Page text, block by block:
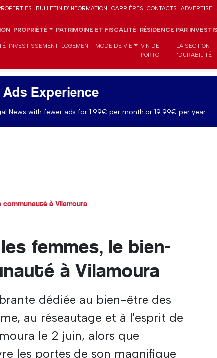
BULLETIN D'INFORMATION CARRIÈRES CONTACTS ADVERTISE
PROPRIÉTÉ PATRIMOINE ET FISCALITÉ RÉSIDENCE PAR
INVESTISSEMENT LOGEMENT MODE DE VIE
VIN DE
PORTO
LA SECTION
"DURABILITÉ
Experience
News with fewer ads for 1.99€ per month or 19.99€ per year.
communauté à Vilamoura
femmes, le bien-
à Vilamoura
dédiée au bien-être des
au réseautage et à l'esprit de
le 2 juin, alors que
les portes de son magnifique